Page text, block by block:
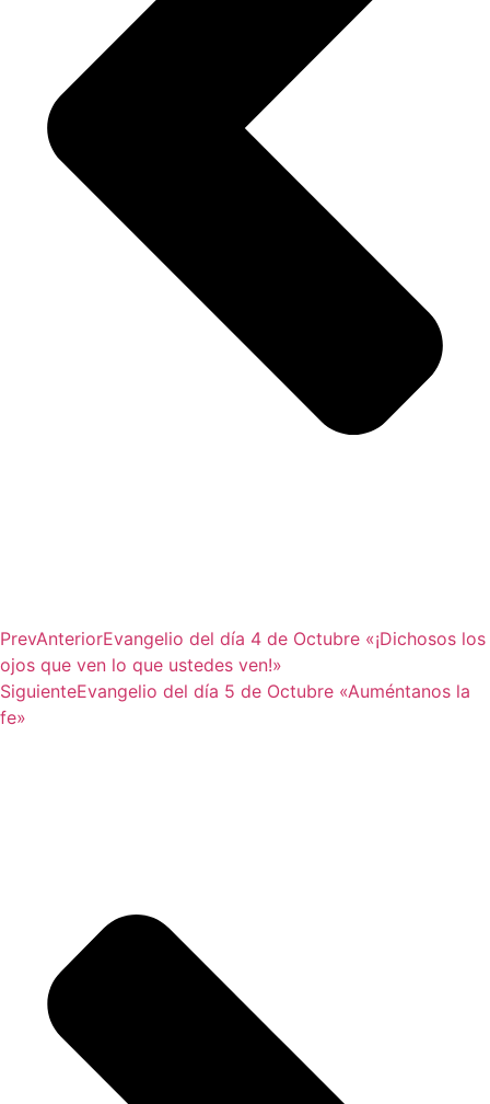
PrevAnteriorEvangelio del día 4 de Octubre «¡Dichosos los
ojos que ven lo que ustedes ven!»
SiguienteEvangelio del día 5 de Octubre «Auméntanos la
fe»